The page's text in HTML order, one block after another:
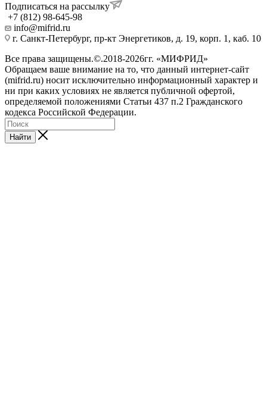
Подписаться на рассылку
+7 (812) 98-645-98
info@mifrid.ru
г. Санкт-Петербург, пр-кт Энергетиков, д. 19, корп. 1, каб. 10
Все права защищены.©.2018-2026гг. «МИФРИД»
Обращаем ваше внимание на то, что данный интернет-сайт
(mifrid.ru) носит исключительно информационный характер и
ни при каких условиях не является публичной офертой,
определяемой положениями Статьи 437 п.2 Гражданского
кодекса Российской Федерации.
Найти